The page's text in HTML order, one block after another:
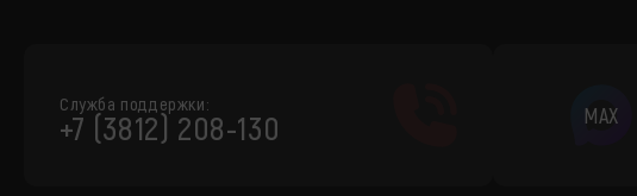
Служба поддержки:
+7 (3812) 208-130 MAX